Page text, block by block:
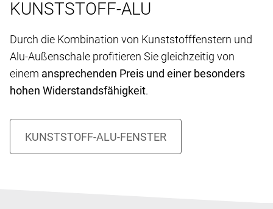
KUNSTSTOFF-ALU
Durch die Kombination von Kunststofffenstern und
Alu-Außenschale profitieren Sie gleichzeitig von
einem ansprechenden Preis und einer besonders
hohen Widerstandsfähigkeit.